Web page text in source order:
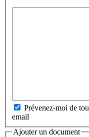
Prévenez-moi de
email
Ajouter un document